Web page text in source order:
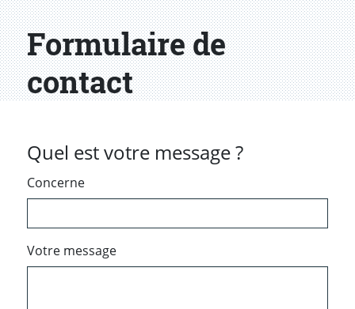
Formulaire de
contact
Quel est votre message ?
Concerne
Votre message